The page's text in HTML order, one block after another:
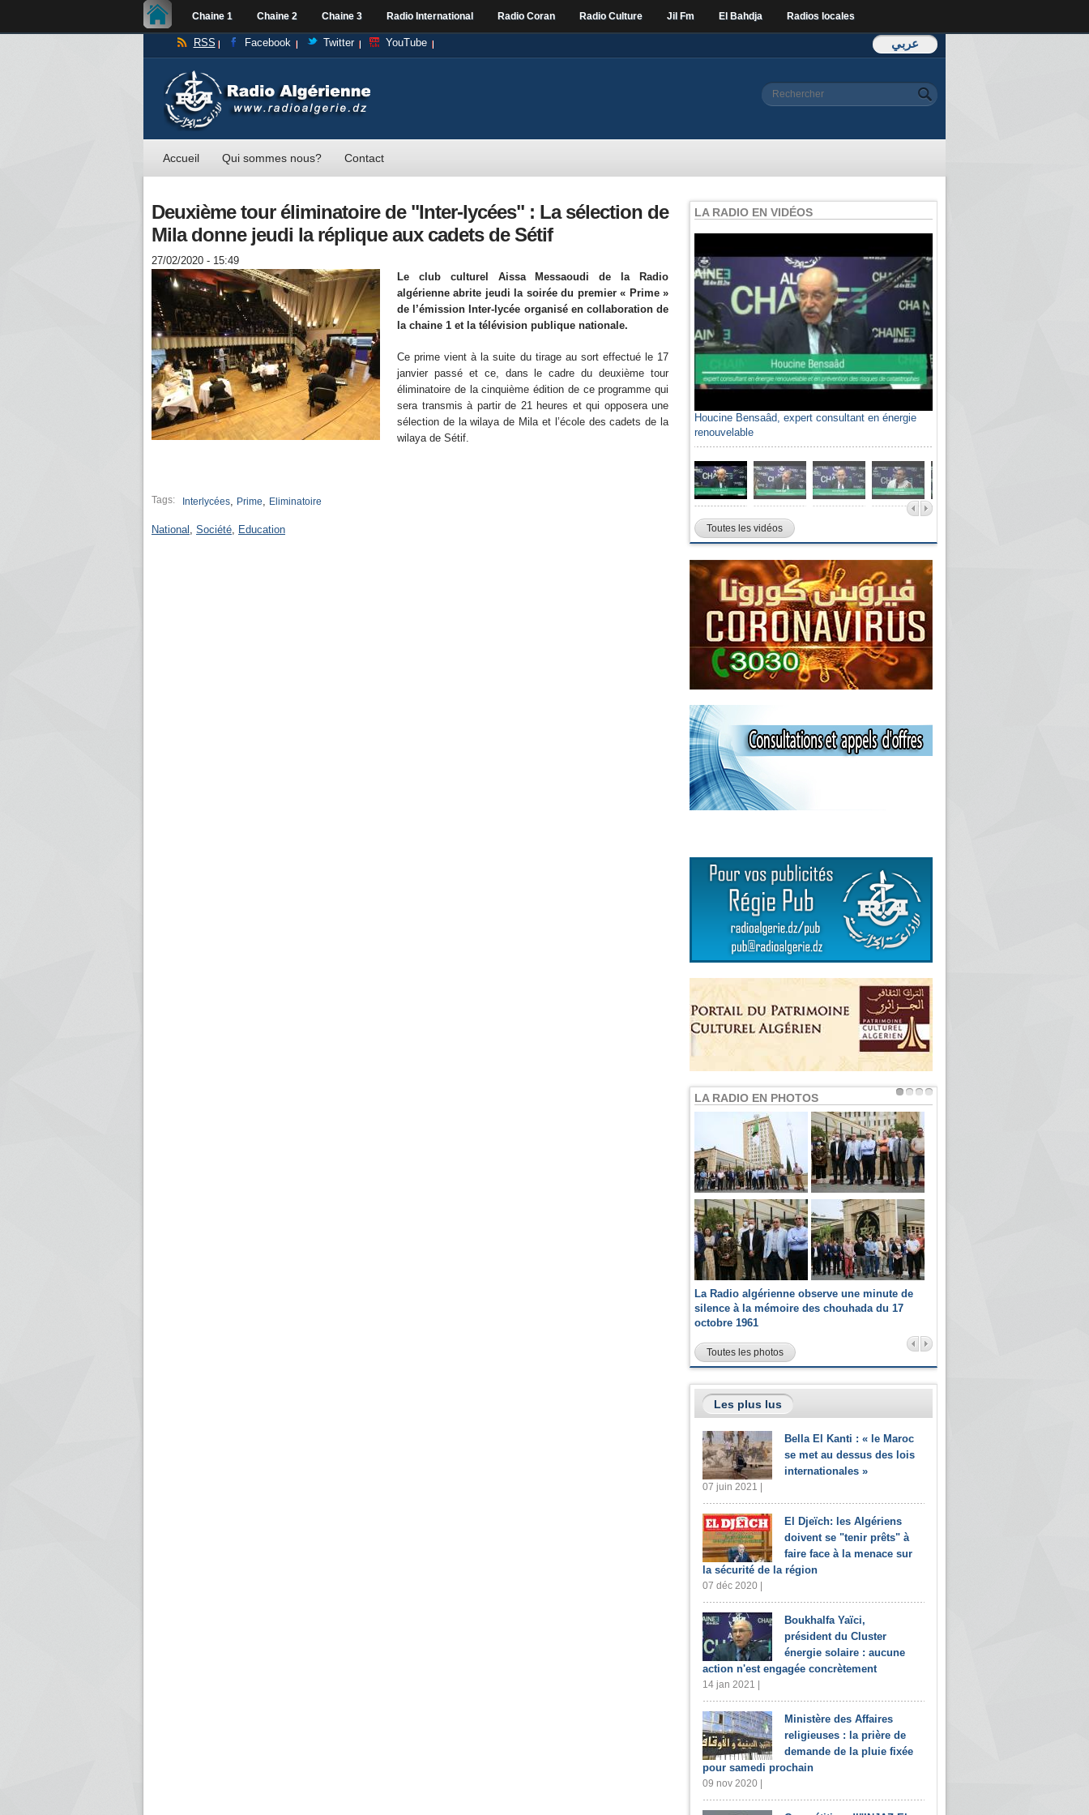
Chaine 1 Chaine 2 Chaine 3 Radio International Radio Coran Radio Culture Jil Fm El Bahdja Radios locales
عربي RSS Facebook Twitter YouTube
Formulaire de
Rechercher
Accueil Qui sommes nous? Contact
Deuxième tour éliminatoire de "Inter-lycées" : La sélection de
Mila donne jeudi la réplique aux cadets de Sétif
27/02/2020 - 15:49
Le club culturel Aissa Messaoudi de la Radio
algérienne abrite jeudi la soirée du premier « Prime »
de l’émission Inter-lycée organisé en collaboration de
la chaine 1 et la télévision publique nationale.
Ce prime vient à la suite du tirage au sort effectué le 17
janvier passé et ce, dans le cadre du deuxième tour
éliminatoire de la cinquième édition de ce programme qui
sera transmis à partir de 21 heures et qui opposera une
sélection de la wilaya de Mila et l’école des cadets de la
wilaya de Sétif.
Tags: Interlycées, Prime, Eliminatoire
National , Société, Education
LA RADIO EN VIDÉOS
Houcine Bensaâd, expert consultant en énergie
renouvelable
Toutes les vidéos
LA RADIO EN PHOTOS
La Radio algérienne observe une minute de
silence à la mémoire des chouhada du 17
octobre 1961
Toutes les photos
Les plus lus
Bella El Kanti : « le Maroc
se met au dessus des lois
internationales »
07 juin 2021 |
El Djeïch: les Algériens
doivent se "tenir prêts" à
faire face à la menace sur
la sécurité de la région
07 déc 2020 |
Boukhalfa Yaïci,
président du Cluster
énergie solaire : aucune
action n'est engagée concrètement
14 jan 2021 |
Ministère des Affaires
religieuses : la prière de
demande de la pluie fixée
pour samedi prochain
09 nov 2020 |